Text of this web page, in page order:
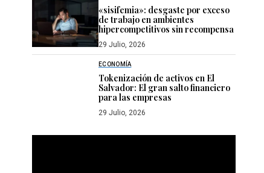
«sisifemia»: desgaste por exceso
de trabajo en ambientes
hipercompetitivos sin recompensa
29 Julio, 2026
ECONOMÍA
Tokenización de activos en El
Salvador: El gran salto financiero
para las empresas
29 Julio, 2026